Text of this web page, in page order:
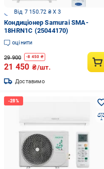
Від 7 150.72 ₴ X 3
Кондиціонер Samurai SMA-
18HRN1C (25044170)
оцінити
29 900 -8 450 ₴
21 450 ₴/шт.
Доставимо